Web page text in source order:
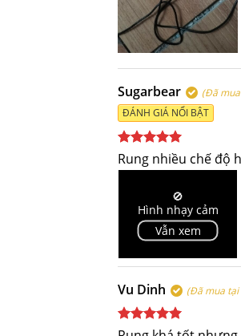
Sugarbear (Đã
ĐÁNH GIÁ NỔI BẬT
Được xếp
hạng55
Rung nhiều chế độ
🚫
Hình nhạy cảm
Vẫn xem
Vu Dinh (Đã mua
Được xếp